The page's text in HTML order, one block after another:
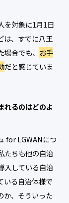
を対象に1月1日
は、すでに八王
合でも、 お手
だと感じていま
れるのはどのよ
for LGWANにつ
たちも他の自治
入している自治
いる自治体様で
か、そういった